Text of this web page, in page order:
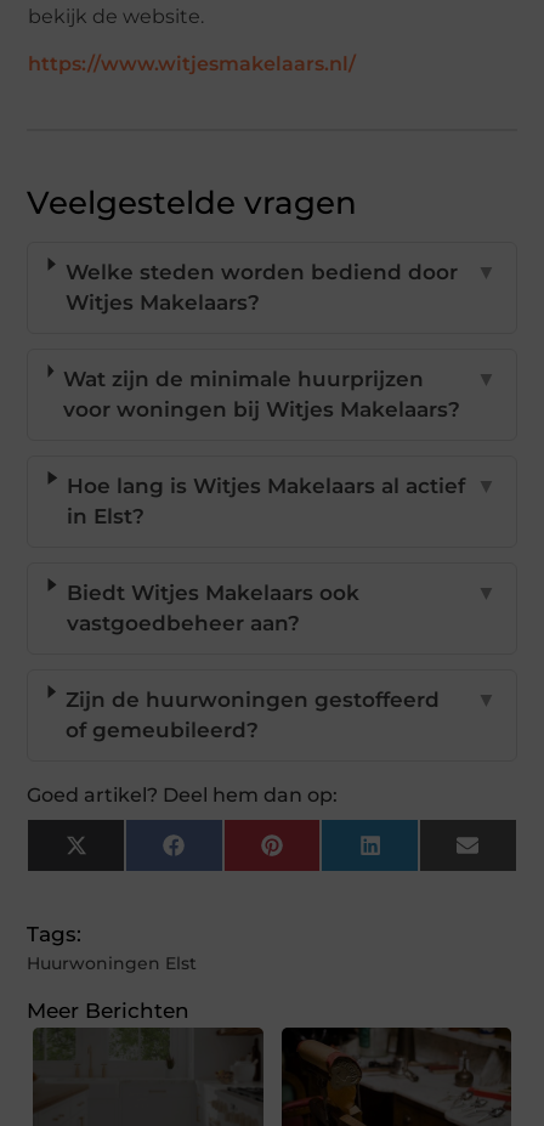
bekijk de website.
https://www.witjesmakelaars.nl/
Veelgestelde vragen
Welke steden worden bediend door
Witjes Makelaars?
▼
Wat zijn de minimale huurprijzen
voor woningen bij Witjes Makelaars?
▼
Hoe lang is Witjes Makelaars al actief
in Elst?
▼
Biedt Witjes Makelaars ook
vastgoedbeheer aan?
▼
Zijn de huurwoningen gestoffeerd
of gemeubileerd?
▼
Goed artikel? Deel hem dan op:
X
(Twitter)
FacebookPinterestLinkedInEmail
Tags:
Huurwoningen Elst
Meer Berichten